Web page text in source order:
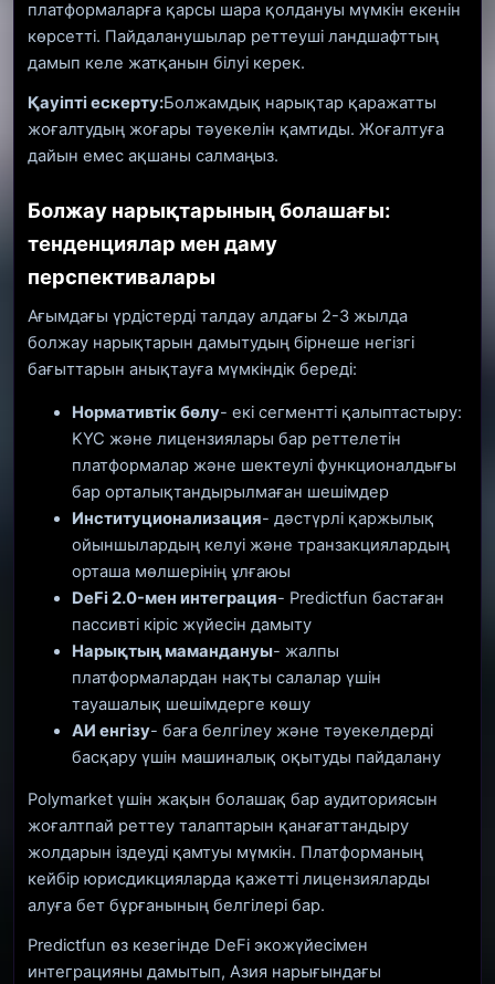
платформаларға қарсы шара қолдануы мүмкін екенін
көрсетті. Пайдаланушылар реттеуші ландшафттың
дамып келе жатқанын білуі керек.
Қауіпті ескерту:Болжамдық нарықтар қаражатты
жоғалтудың жоғары тәуекелін қамтиды. Жоғалтуға
дайын емес ақшаны салмаңыз.
Болжау нарықтарының болашағы:
тенденциялар мен даму
перспективалары
Ағымдағы үрдістерді талдау алдағы 2-3 жылда
болжау нарықтарын дамытудың бірнеше негізгі
бағыттарын анықтауға мүмкіндік береді:
Нормативтік бөлу- екі сегментті қалыптастыру:
KYC және лицензиялары бар реттелетін
платформалар және шектеулі функционалдығы
бар орталықтандырылмаған шешімдер
Институционализация- дәстүрлі қаржылық
ойыншылардың келуі және транзакциялардың
орташа мөлшерінің ұлғаюы
DeFi 2.0-мен интеграция- Predictfun бастаған
пассивті кіріс жүйесін дамыту
Нарықтың мамандануы- жалпы
платформалардан нақты салалар үшін
тауашалық шешімдерге көшу
АИ енгізу- баға белгілеу және тәуекелдерді
басқару үшін машиналық оқытуды пайдалану
Polymarket үшін жақын болашақ бар аудиториясын
жоғалтпай реттеу талаптарын қанағаттандыру
жолдарын іздеуді қамтуы мүмкін. Платформаның
кейбір юрисдикцияларда қажетті лицензияларды
алуға бет бұрғанының белгілері бар.
Predictfun өз кезегінде DeFi экожүйесімен
интеграцияны дамытып, Азия нарығындағы